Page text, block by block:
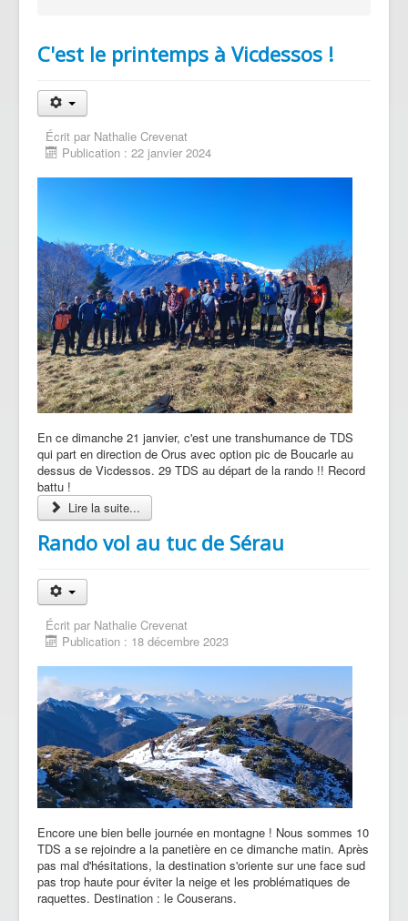
C'est le printemps à Vicdessos !
Écrit par Nathalie Crevenat
Publication : 22 janvier 2024
En ce dimanche 21 janvier, c'est une transhumance de TDS
qui part en direction de Orus avec option pic de Boucarle au
dessus de Vicdessos. 29 TDS au départ de la rando !! Record
battu !
Lire la suite...
Rando vol au tuc de Sérau
Écrit par Nathalie Crevenat
Publication : 18 décembre 2023
Encore une bien belle journée en montagne ! Nous sommes 10
TDS a se rejoindre a la panetière en ce dimanche matin. Après
pas mal d'hésitations, la destination s'oriente sur une face sud
pas trop haute pour éviter la neige et les problématiques de
raquettes. Destination : le Couserans.